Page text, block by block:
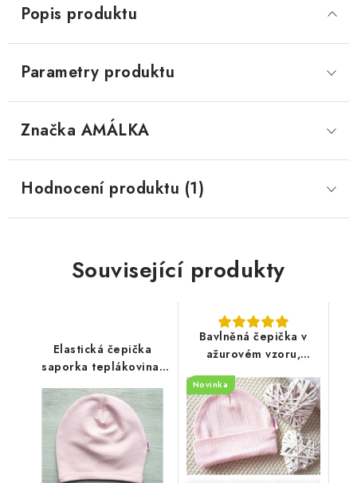
Popis produktu
Parametry produktu
Značka AMÁLKA
Hodnocení produktu (1)
Související produkty
Elastická čepička
saporka teplákovina,
pudrově růžová
Bavlněná čepička v
ažurovém vzoru,
pudrově růžová
Novinka